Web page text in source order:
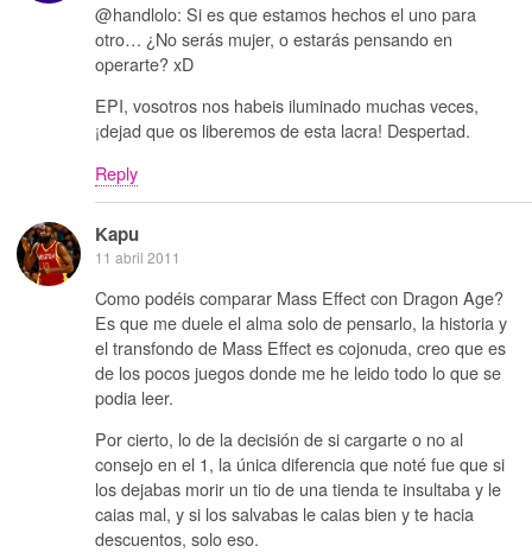
@handlolo: Si es que estamos hechos el uno para
otro… ¿No serás mujer, o estarás pensando en
operarte? xD
EPI, vosotros nos habeis iluminado muchas veces,
¡dejad que os liberemos de esta lacra! Despertad.
Reply
Kapu
11 abril 2011
Como podéis comparar Mass Effect con Dragon Age?
Es que me duele el alma solo de pensarlo, la historia y
el transfondo de Mass Effect es cojonuda, creo que es
de los pocos juegos donde me he leido todo lo que se
podia leer.
Por cierto, lo de la decisión de si cargarte o no al
consejo en el 1, la única diferencia que noté fue que si
los dejabas morir un tio de una tienda te insultaba y le
caias mal, y si los salvabas le caias bien y te hacia
descuentos, solo eso.